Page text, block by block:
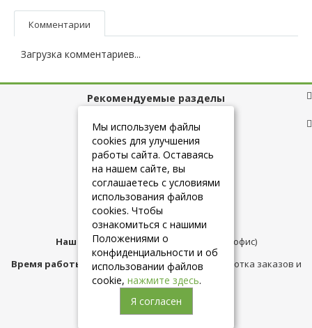
Комментарии
Загрузка комментариев...
Рекомендуемые разделы
Полезные ссылки
+7 (925) 084-10-60
Наш адрес:Москва,ул.Плещеева д.12 (офис)
Время работы магазина:с 10:00 до 21:00 (обработка заказов и
консультация)
Мы используем файлы
cookies для улучшения
работы сайта. Оставаясь
на нашем сайте, вы
соглашаетесь с условиями
использования файлов
cookies. Чтобы
ознакомиться с нашими
Положениями о
конфиденциальности и об
использовании файлов
cookie, нажмите здесь.
Я согласен